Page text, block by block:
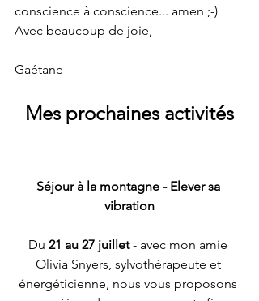
conscience à conscience... amen ;-)
Avec beaucoup de joie,
Gaétane
Mes prochaines activités
Séjour à la montagne - Elever sa
vibration
Du 21 au 27 juillet - avec mon amie
Olivia Snyers, sylvothérapeute et
énergéticienne, nous vous proposons